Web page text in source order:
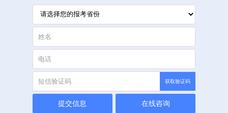
获取验证码
提交信息 在线咨询